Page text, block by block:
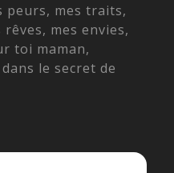
peurs, mes traits,
mes envies,
toi maman,
le secret de